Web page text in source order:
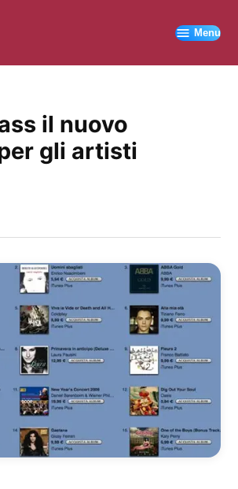
Menu
il nuovo
gli artisti